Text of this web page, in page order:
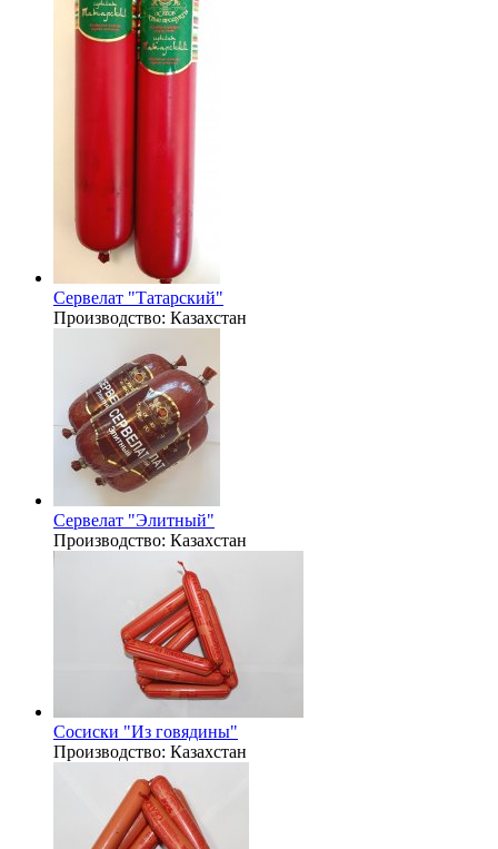
Сервелат "Татарский"
Производство: Казахстан
Сервелат "Элитный"
Производство: Казахстан
Сосиски "Из говядины"
Производство: Казахстан